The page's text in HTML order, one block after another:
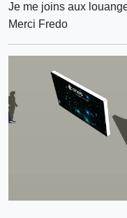
Je me joins aux
Merci Fredo